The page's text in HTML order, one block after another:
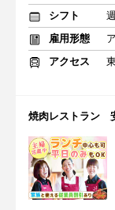
シフト
雇用形態
アクセス
焼肉レストラン